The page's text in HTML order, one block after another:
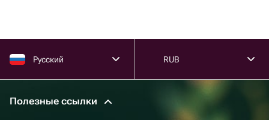
Русский RUB
Полезные ссылки